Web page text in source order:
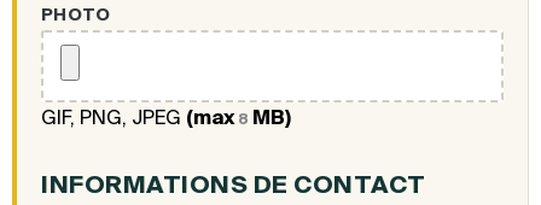
PHOTO
GIF, PNG, JPEG (max 8 MB)
INFORMATIONS DE CONTACT